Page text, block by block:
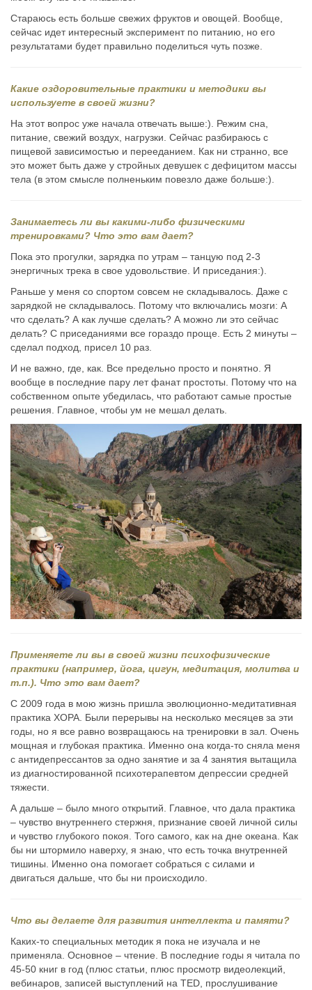
Стараюсь есть больше свежих фруктов и овощей. Вообще,
сейчас идет интересный эксперимент по питанию, но его
результатами будет правильно поделиться чуть позже.
Какие оздоровительные практики и методики вы
используете в своей жизни?
На этот вопрос уже начала отвечать выше:). Режим сна,
питание, свежий воздух, нагрузки. Сейчас разбираюсь с
пищевой зависимостью и перееданием. Как ни странно, все
это может быть даже у стройных девушек с дефицитом массы
тела (в этом смысле полненьким повезло даже больше:).
Занимаетесь ли вы какими-либо физическими
тренировками? Что это вам дает?
Пока это прогулки, зарядка по утрам – танцую под 2-3
энергичных трека в свое удовольствие. И приседания:).
Раньше у меня со спортом совсем не складывалось. Даже с
зарядкой не складывалось. Потому что включались мозги: А
что сделать? А как лучше сделать? А можно ли это сейчас
делать? С приседаниями все гораздо проще. Есть 2 минуты –
сделал подход, присел 10 раз.
И не важно, где, как. Все предельно просто и понятно. Я
вообще в последние пару лет фанат простоты. Потому что на
собственном опыте убедилась, что работают самые простые
решения. Главное, чтобы ум не мешал делать.
Применяете ли вы в своей жизни психофизические
практики (например, йога, цигун, медитация, молитва и
т.п.). Что это вам дает?
С 2009 года в мою жизнь пришла эволюционно-медитативная
практика ХОРА. Были перерывы на несколько месяцев за эти
годы, но я все равно возвращаюсь на тренировки в зал. Очень
мощная и глубокая практика. Именно она когда-то сняла меня
с антидепрессантов за одно занятие и за 4 занятия вытащила
из диагностированной психотерапевтом депрессии средней
тяжести.
А дальше – было много открытий. Главное, что дала практика
– чувство внутреннего стержня, признание своей личной силы
и чувство глубокого покоя. Того самого, как на дне океана. Как
бы ни штормило наверху, я знаю, что есть точка внутренней
тишины. Именно она помогает собраться с силами и
двигаться дальше, что бы ни происходило.
Что вы делаете для развития интеллекта и памяти?
Каких-то специальных методик я пока не изучала и не
применяла. Основное – чтение. В последние годы я читала по
45-50 книг в год (плюс статьи, плюс просмотр видеолекций,
вебинаров, записей выступлений на TED, прослушивание